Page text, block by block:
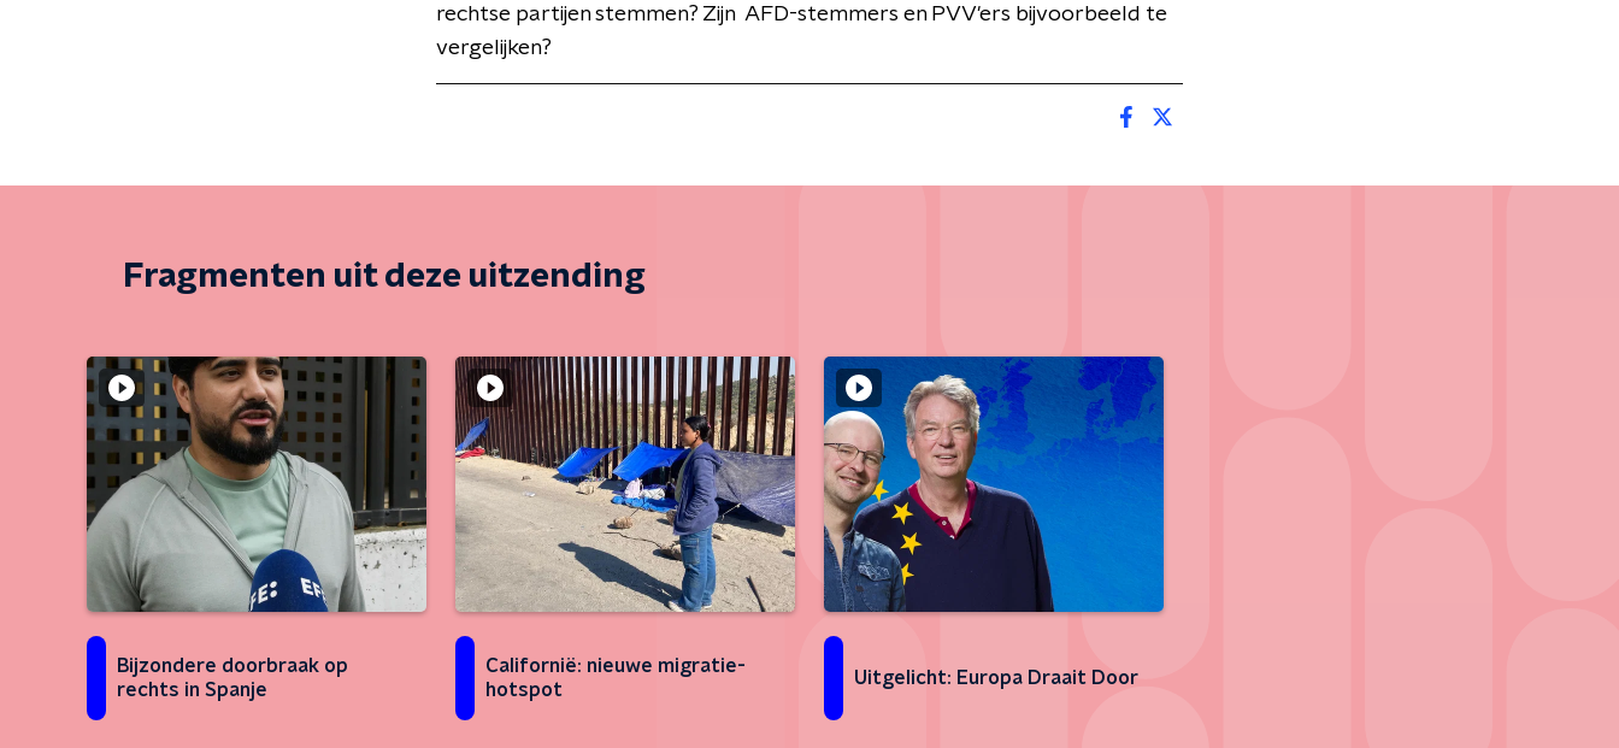
rechtse partijen stemmen? Zijn AFD-stemmers en PVV'ers bijvoorbeeld te
vergelijken?
Fragmenten uit deze uitzending
Bijzondere doorbraak op
rechts in Spanje
Californië: nieuwe migratie-
hotspot
Uitgelicht: Europa Draait Door